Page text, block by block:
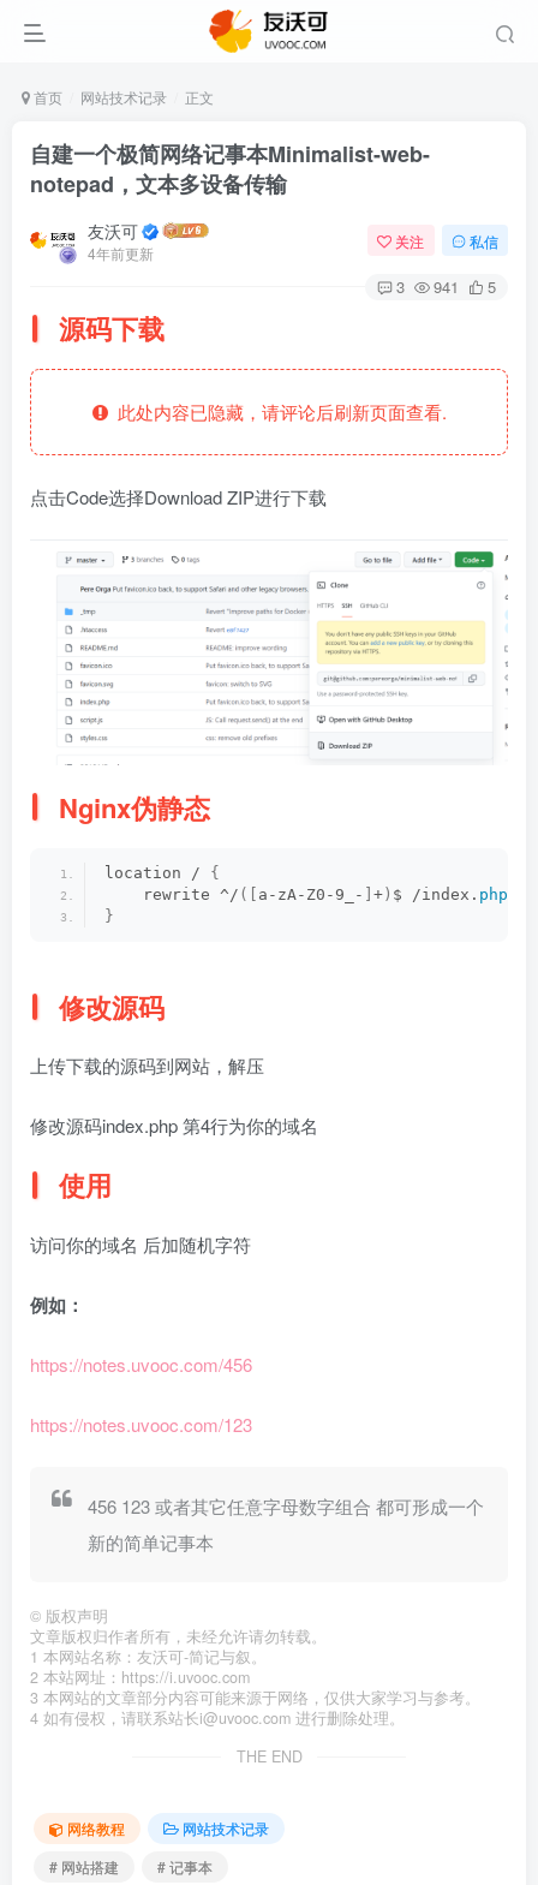
首页 网站技术记录 正文
自建一个极简网络记事本Minimalist-web-
notepad，文本多设备传输
友沃可
4年前更新
关注 私信
3 941 5
源码下载
此处内容已隐藏，请评论后刷新页面查看.
点击Code选择Download ZIP进行下载
Nginx伪静态
location / {
    rewrite ^/
([ a-zA-Z0-9_- + ) $ /index. php
}
修改源码
上传下载的源码到网站，解压
修改源码index.php 第4行为你的域名
使用
访问你的域名 后加随机字符
例如：
https://notes.uvooc.com/456
https://notes.uvooc.com/123
456 123 或者其它任意字母数字组合 都可形成一个
新的简单记事本
© 版权声明
文章版权归作者所有，未经允许请勿转载。
1 本网站名称：友沃可-简记与叙。
2 本站网址：https://i.uvooc.com
3 本网站的文章部分内容可能来源于网络，仅供大家学习与参考。
4 如有侵权，请联系站长i@uvooc.com 进行删除处理。
THE END
网络教程
网站技术记录
# 网站搭建
# 记事本